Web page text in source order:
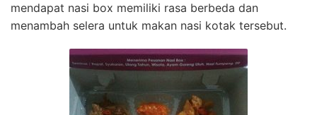
mendapat nasi box memiliki rasa berbeda dan
menambah selera untuk makan nasi kotak tersebut.